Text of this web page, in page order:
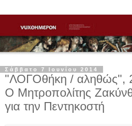
Σάββατο 7 Ιουνίου 2014
"ΛΟΓΟθήκη / αληθώς",
Ο Μητροπολίτης
για την Πεντηκοστή